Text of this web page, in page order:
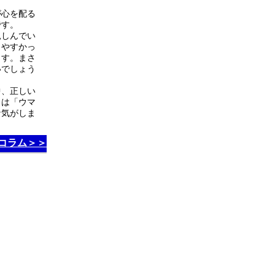
を配る
。
んでい
すかっ
。まさ
しょう
正しい
「ウマ
がしま
ラム＞＞